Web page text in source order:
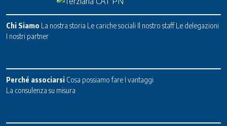
Chi Siamo La nostra storia Le cariche sociali Il nostro staff Le delegazioni
I nostri partner
Perché associarsi Cosa possiamo fare I vantaggi
La consulenza su misura